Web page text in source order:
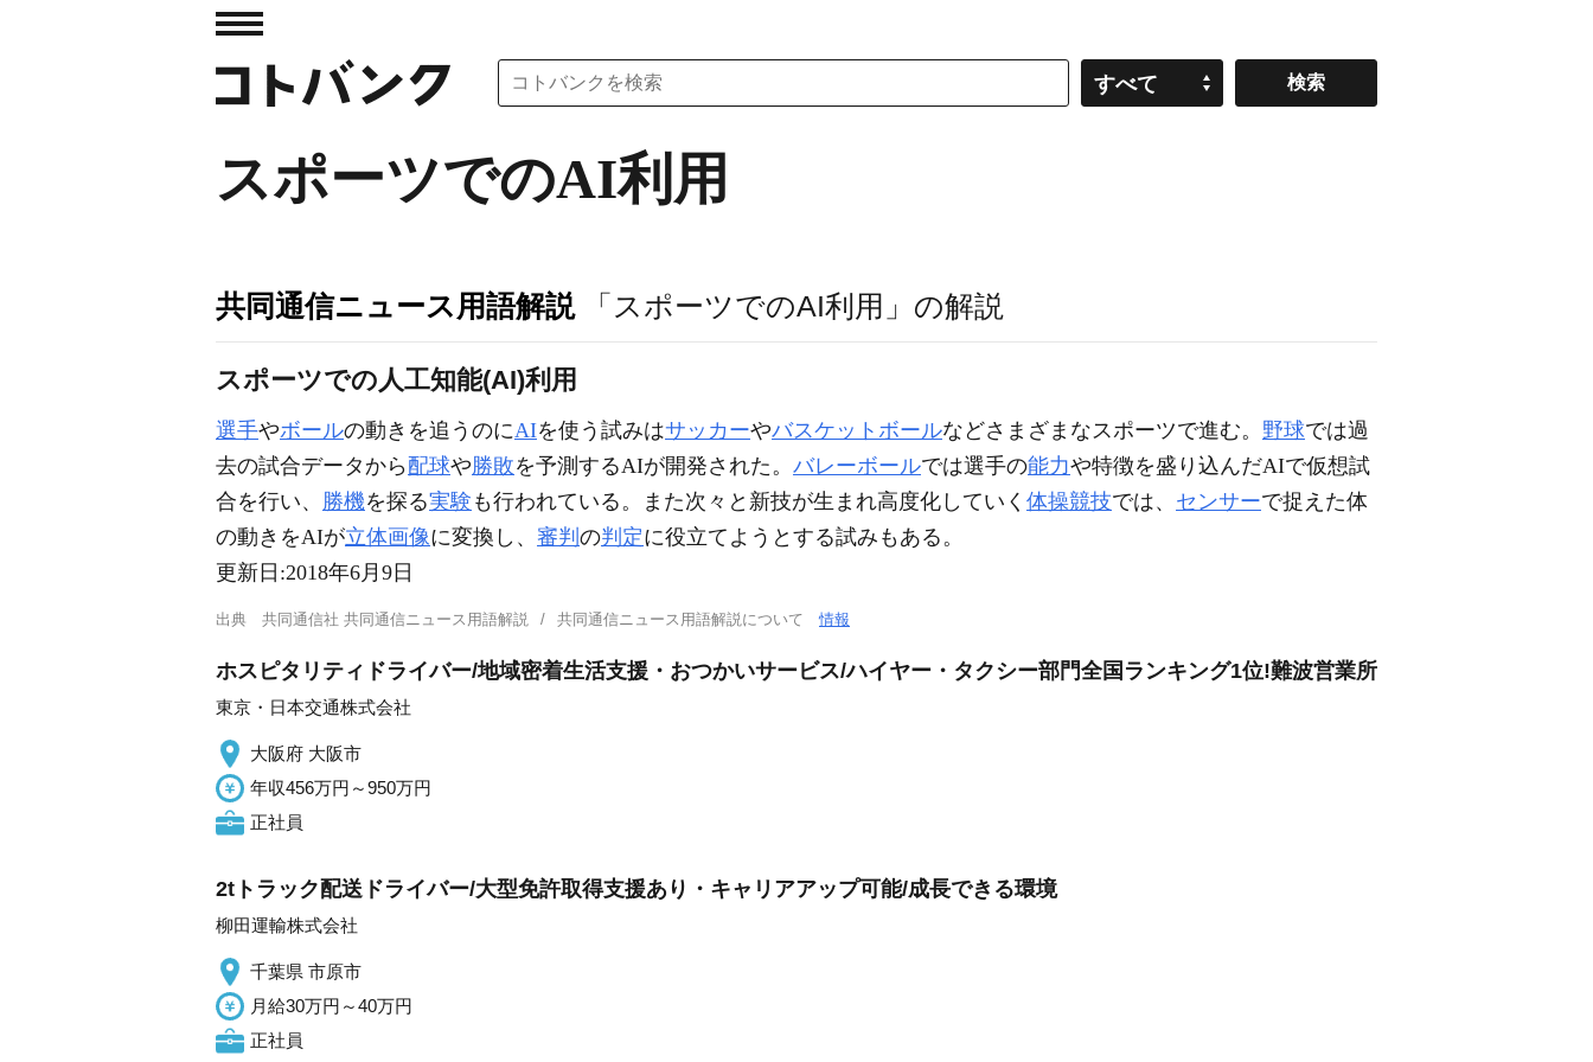
すべて
スポーツでのAI利用
共同通信ニュース用語解説「スポーツでのAI利用」の解説
スポーツでの人工知能(AI)利用
選手やボールの動きを追うのにAIを使う試みはサッカーやバスケットボールなどさまざまなスポーツで進む。 野球では過
去の試合データから 配球や勝敗を予測するAIが開発された。 バレーボールでは選手の能力や特徴を盛り込んだAIで仮想試
合を行い、 勝機を探る実験 も行われている。また次々と新技が生まれ高度化していく 体操競技では、 センサーで捉えた体
の動きをAIが立体画像に変換し、 審判 の判定に役立てようとする試みもある。
更新日:2018年6月9日
出典 共同通信社 共同通信ニュース用語解説 共同通信ニュース用語解説について情報
ホスピタリティドライバー/地域密着生活支援・おつかいサービス/ハイヤー・タクシー部門全国ランキング1位!難波営業所
東京・日本交通株式会社
大阪府 大阪市
年収456万円～950万円
正社員
2tトラック配送ドライバー/大型免許取得支援あり・キャリアアップ可能/成長できる環境
柳田運輸株式会社
千葉県 市原市
月給30万円～40万円
正社員